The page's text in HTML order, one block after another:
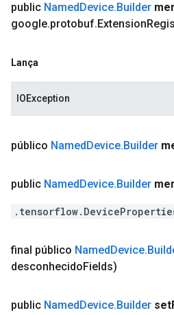
public NamedDevice.Builder
google.protobuf.Extension
Lança
IOException
público NamedDevice.Builder
public NamedDevice.Builder
final público NamedDevice.
desconhecidoFields)
public NamedDevice.Builder set